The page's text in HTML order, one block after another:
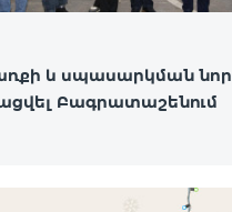
և սպասարկման նոր
Բագրատաշենում